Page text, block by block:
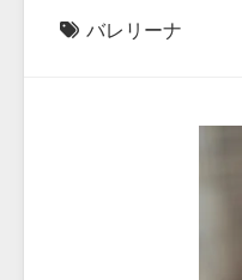
バレリーナ